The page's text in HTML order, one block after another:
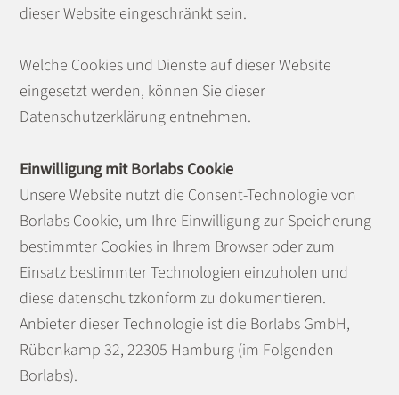
dieser Website eingeschränkt sein.
Welche Cookies und Dienste auf dieser Website
eingesetzt werden, können Sie dieser
Datenschutzerklärung entnehmen.
Einwilligung mit Borlabs Cookie
Unsere Website nutzt die Consent-Technologie von
Borlabs Cookie, um Ihre Einwilligung zur Speicherung
bestimmter Cookies in Ihrem Browser oder zum
Einsatz bestimmter Technologien einzuholen und
diese datenschutzkonform zu dokumentieren.
Anbieter dieser Technologie ist die Borlabs GmbH,
Rübenkamp 32, 22305 Hamburg (im Folgenden
Borlabs).